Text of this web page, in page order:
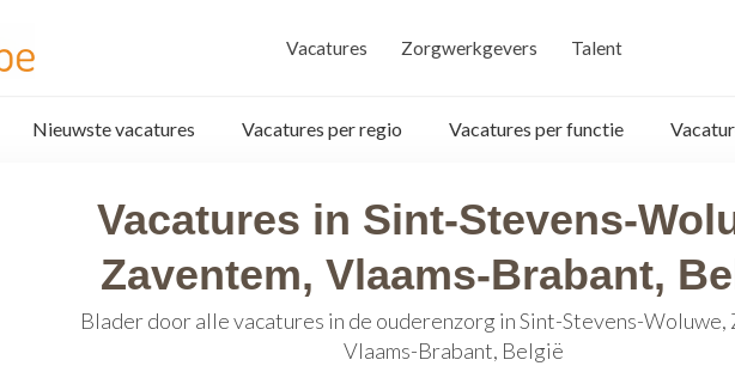
Vacatures Zorgwerkgevers Talent
Nieuwste vacatures Vacatures per regio Vacatures per functie
Vacatures in Sint-Stevens-
Zaventem, Vlaams-Brabant,
Blader door alle vacatures in de ouderenzorg in Sint-Stevens-Woluwe,
Vlaams-Brabant, België